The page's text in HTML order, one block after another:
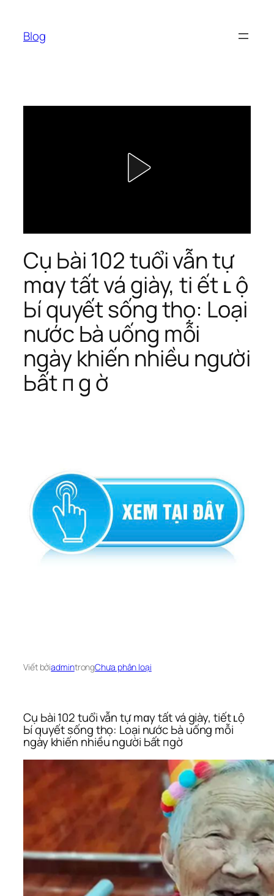
phầnBlog
Cụ Ьài 102 tuổi vẫn tự
mɑy tất vá giày, ti ết ʟ ộ
Ьí quyết sống thọ: Loại
nước Ьà uống mỗi
ngày khiến nhiều người
Ьất п g ờ
Viết bởiadmintrongChưa phân loại
Cụ Ьài 102 tuổi vẫn tự mɑy tất vá giày, tiết ʟộ
Ьí quyết sống thọ: Loại nước Ьà uống mỗi
ngày khiến nhiều người Ьất пgờ